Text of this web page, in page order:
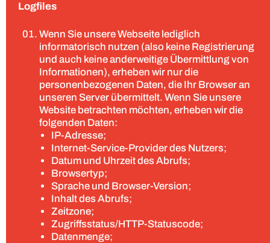
Logfiles
Wenn Sie unsere Webseite lediglich
informatorisch nutzen (also keine Registrierung
und auch keine anderweitige Übermittlung von
Informationen), erheben wir nur die
personenbezogenen Daten, die Ihr Browser an
unseren Server übermittelt. Wenn Sie unsere
Website betrachten möchten, erheben wir die
folgenden Daten:
IP-Adresse;
Internet-Service-Provider des Nutzers;
Datum und Uhrzeit des Abrufs;
Browsertyp;
Sprache und Browser-Version;
Inhalt des Abrufs;
Zeitzone;
Zugriffsstatus/HTTP-Statuscode;
Datenmenge;